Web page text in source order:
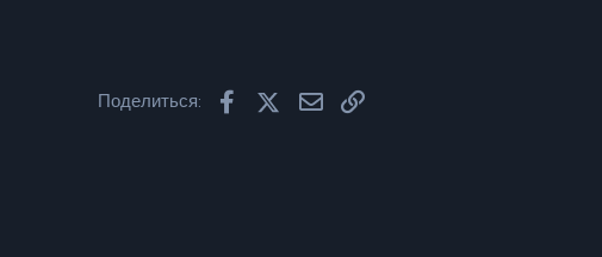
Поделиться: FacebookX (Twitter)Электронная почта